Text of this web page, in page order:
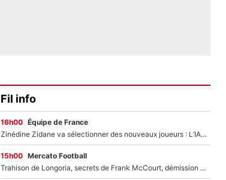
Fil info
16h00 Équipe de France
Zinédine Zidane va sélectionner des nouveaux joueurs : L’IA dévoile les 5 cracks qui pourraient rapidement le rejoindre en équipe de France !
15h00 Mercato Football
Trahison de Longoria, secrets de Frank McCourt, démission de Roberto De Zerbi : Medhi Benatia se lâche sur son départ de l'OM et fait d'importantes révélations